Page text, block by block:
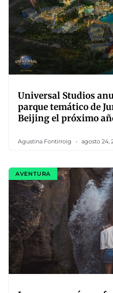
Universal Studios
parque temático de
Beijing el próximo
Agustina Fontirroig agosto 24,
AVENTURA